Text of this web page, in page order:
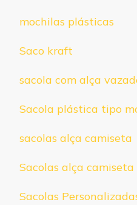
mochilas plásticas
Saco kraft
sacola com alça
Sacola plástica tipo
sacolas alça camiseta
Sacolas alça
Sacolas